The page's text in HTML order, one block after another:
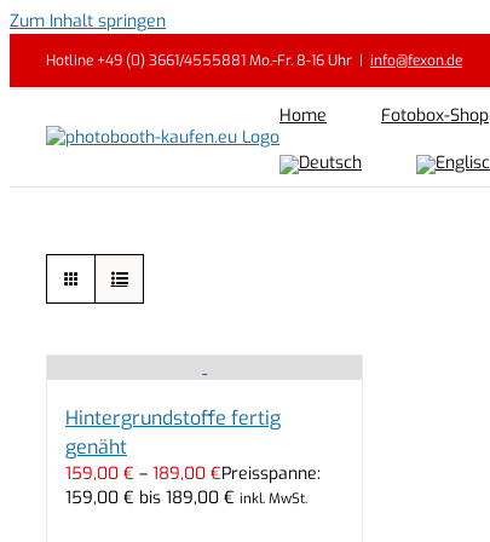
Zum Inhalt springen
Hotline +49 (0) 3661/4555881 Mo.-Fr. 8-16 Uhr | info@fexon.de
Home Fotobox-Shop
Hintergrundstoffe fertig
genäht
159,00 € – 189,00 €Preisspanne:
159,00 € bis 189,00 € inkl. MwSt.